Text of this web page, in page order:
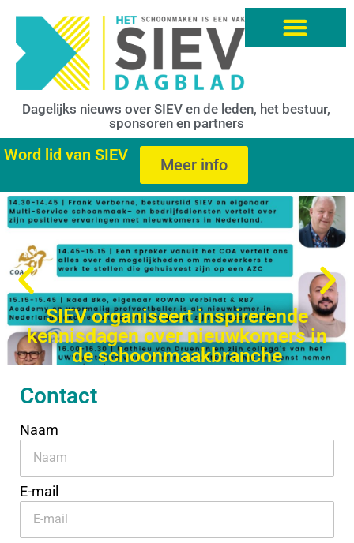
Dagelijks nieuws over SIEV en de leden, het bestuur,
sponsoren en partners
Word lid van SIEV
Meer info
SIEV organiseert inspirerende
kennisdagen over nieuwkomers in
de schoonmaakbranche
Contact
Naam
E-mail